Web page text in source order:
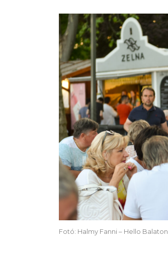
Fotó: Halmy Fanni – Hello Balaton